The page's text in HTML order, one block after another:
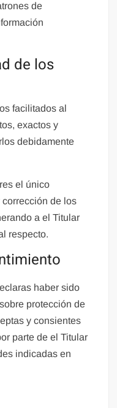
de
de los
facilitados al
exactos y
debidamente
el único
de los
a el Titular
respecto.
haber sido
protección de
y consientes
parte de el Titular
indicadas en